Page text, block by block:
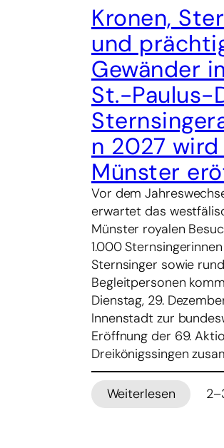
Kronen,
und
Gewänder
St.-Paulus-
n 2027
Münster
Vor dem
erwartet das
Münster royalen
1.000
Sternsinger sowie
Begleitpersonen
Dienstag, 29.
Innenstadt zur
Eröffnung der 69.
Dreikönigssingen
Weiterlesen
: